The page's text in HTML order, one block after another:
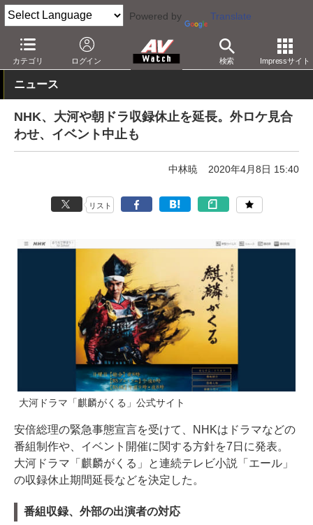
Powered by Translate
カテゴリ ログイン 検索 Impressサイト
AV Watch コンテンツ・サービス 放送
ニュース
NHK、大河や朝ドラ収録休止を延長。外ロケ見合
わせ、イベント中止も
中林暁 2020年4月8日 15:40
リスト
大河ドラマ「麒麟がくる」公式サイト
安倍総理の緊急事態宣言を受けて、NHKはドラマなどの
番組制作や、イベント開催に関する方針を7日に発表。
大河ドラマ「麒麟がくる」と連続テレビ小説「エール」
の収録休止期間延長などを決定した。
番組収録、外部の出演者の対応